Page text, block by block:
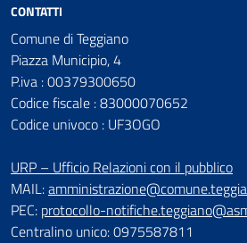
CONTATTI
Comune di Teggiano
Piazza Municipio, 4
P.iva : 00379300650
Codice fiscale : 83000070652
Codice univoco : UF3OGO
URP – Ufficio Relazioni con il pubblico
MAIL:
PEC: protocollo-
Centralino unico: 0975587811